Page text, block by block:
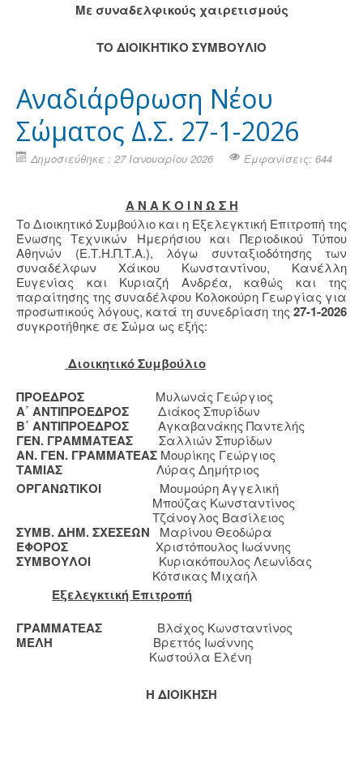
Mε συναδελφικούς χαιρετισμούς
ΤΟ ΔΙΟΙΚΗΤΙΚΟ ΣΥΜΒΟΥΛΙΟ
Αναδιάρθρωση Νέου
Σώματος Δ.Σ. 27-1-2026
Δημοσιεύθηκε : 27 Ιανουαρίου 2026 Εμφανίσεις: 644
Α Ν Α Κ Ο Ι Ν Ω Σ Η
Το Διοικητικό Συμβούλιο και η Εξελεγκτική Επιτροπή της
Ένωσης Τεχνικών Ημερήσιου και Περιοδικού Τύπου
Αθηνών (Ε.Τ.Η.Π.Τ.Α.), λόγω συνταξιοδότησης των
συναδέλφων Χάικου Κωνσταντίνου, Κανέλλη
Ευγενίας και Κυριαζή Ανδρέα, καθώς και της
παραίτησης της συναδέλφου Κολοκούρη Γεωργίας για
προσωπικούς λόγους, κατά τη συνεδρίαση της 27-1-2026
συγκροτήθηκε σε Σώμα ως εξής:
Διοικητικό Συμβούλιο
ΠΡΟΕΔΡΟΣ Μυλωνάς Γεώργιος
Α΄ ΑΝΤΙΠΡΟΕΔΡΟΣ Διάκος Σπυρίδων
Β΄ ΑΝΤΙΠΡΟΕΔΡΟΣ Αγκαβανάκης Παντελής
ΓΕΝ. ΓΡΑΜΜΑΤΕΑΣ Σαλλιών Σπυρίδων
ΑΝ. ΓΕΝ. ΓΡΑΜΜΑΤΕΑΣ Μουρίκης Γεώργιος
ΤΑΜΙΑΣ Λύρας Δημήτριος
ΟΡΓΑΝΩΤΙΚΟΙ Μουμούρη Αγγελική
Μπούζας Κωνσταντίνος
Τζάνογλος Βασίλειος
ΣΥΜΒ. ΔΗΜ. ΣΧΕΣΕΩΝ Μαρίνου Θεοδώρα
ΕΦΟΡΟΣ Χριστόπουλος Ιωάννης
ΣΥΜΒΟΥΛΟΙ Κυριακόπουλος Λεωνίδας
Κότσικας Μιχαήλ
Εξελεγκτική Επιτροπή
ΓΡΑΜΜΑΤΕΑΣ
Βλάχος Κωνσταντίνος
ΜΕΛΗ Βρεττός Ιωάννης
Κωστούλα Ελένη
Η ΔΙΟΙΚΗΣΗ